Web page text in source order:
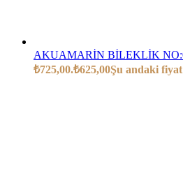
AKUAMARİN BİLEKLİK
₺725,00.₺625,00Şu andaki